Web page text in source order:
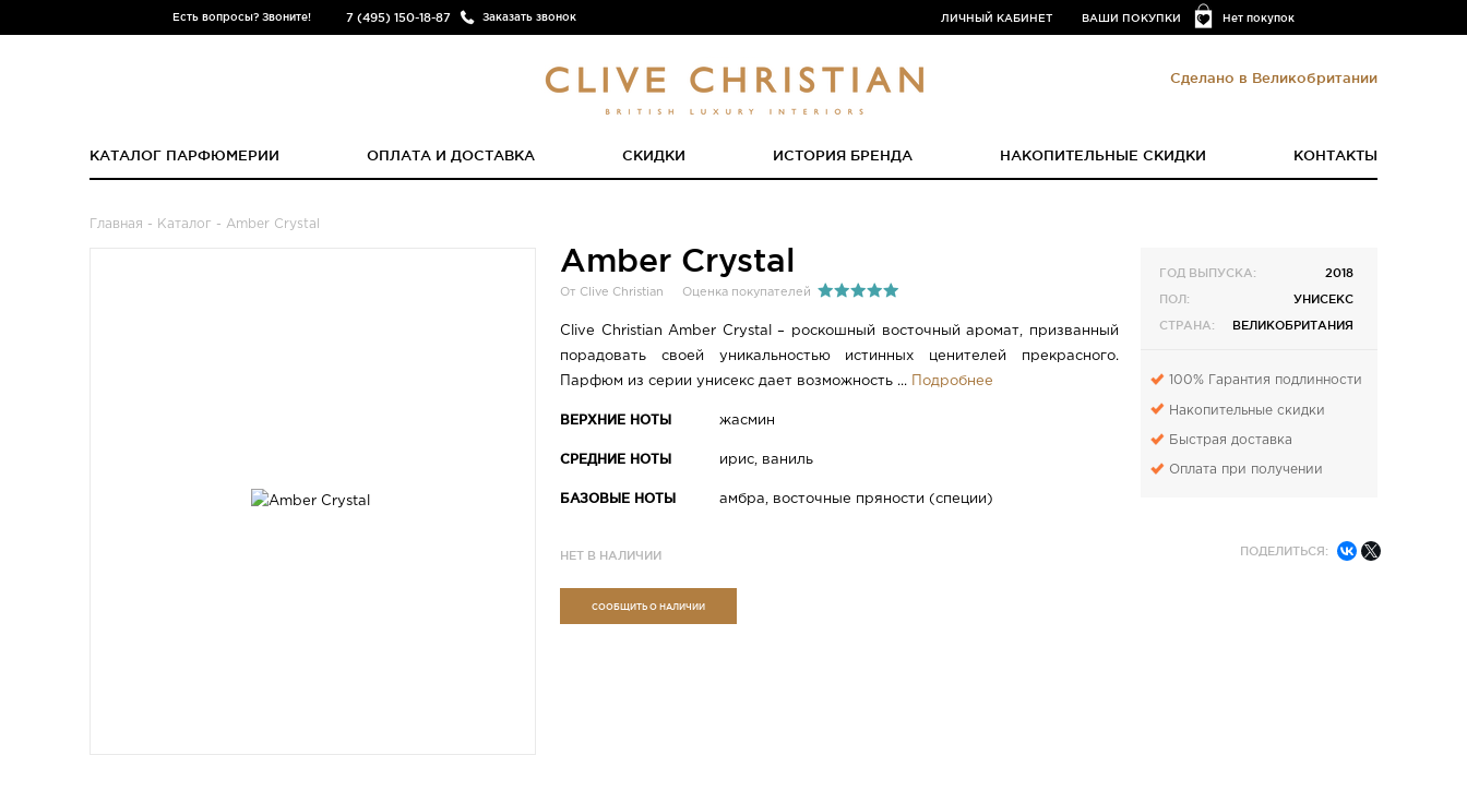
Есть вопросы? Звоните! 7 (495) 150-18-87 Заказать звонок Нет покупок
ЛИЧНЫЙ КАБИНЕТ ВАШИ ПОКУПКИ
Сделано в Великобритании
КАТАЛОГ ПАРФЮМЕРИИ ОПЛАТА И ДОСТАВКА СКИДКИ ИСТОРИЯ БРЕНДА НАКОПИТЕЛЬНЫЕ СКИДКИ КОНТАКТЫ
Главная - Каталог - Amber Crystal
Amber Crystal
От Clive Christian Оценка покупателей
Clive Christian Amber Crystal – роскошный восточный аромат, призванный
порадовать своей уникальностью истинных ценителей прекрасного.
Парфюм из серии унисекс дает возможность ... Подробнее
ВЕРХНИЕ НОТЫ жасмин
СРЕДНИЕ НОТЫ ирис, ваниль
БАЗОВЫЕ НОТЫ амбра, восточные пряности (специи)
ГОД ВЫПУСКА:
2018
ПОЛ:
УНИСЕКС
СТРАНА:
ВЕЛИКОБРИТАНИЯ
100% Гарантия подлинности
Накопительные скидки
Быстрая доставка
Оплата при получении
НЕТ В НАЛИЧИИ
СООБЩИТЬ О НАЛИЧИИ
ПОДЕЛИТЬСЯ: